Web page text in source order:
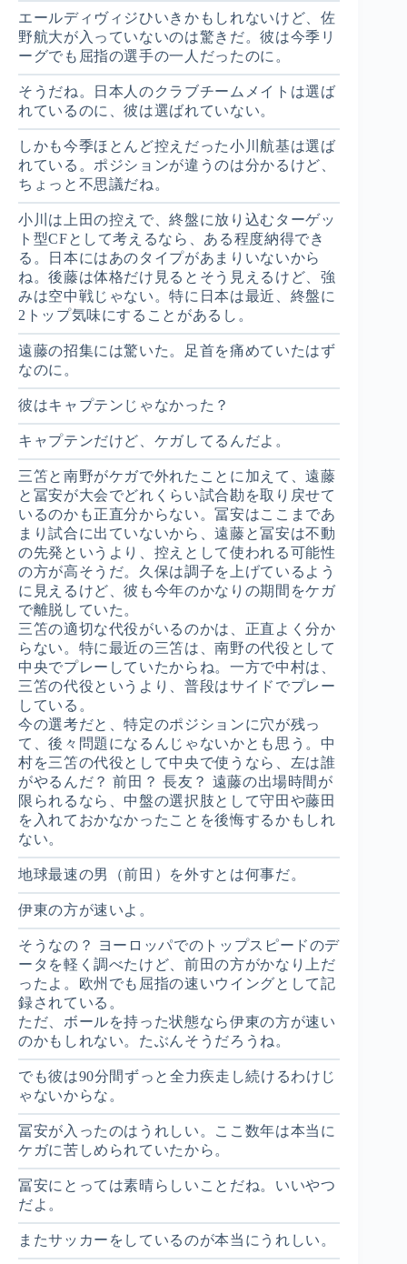
エールディヴィジひいきかもしれないけど、佐
野航大が入っていないのは驚きだ。彼は今季リ
ーグでも屈指の選手の一人だったのに。
そうだね。日本人のクラブチームメイトは選ば
れているのに、彼は選ばれていない。
しかも今季ほとんど控えだった小川航基は選ば
れている。ポジションが違うのは分かるけど、
ちょっと不思議だね。
小川は上田の控えで、終盤に放り込むターゲッ
ト型CFとして考えるなら、ある程度納得でき
る。日本にはあのタイプがあまりいないから
ね。後藤は体格だけ見るとそう見えるけど、強
みは空中戦じゃない。特に日本は最近、終盤に
2トップ気味にすることがあるし。
遠藤の招集には驚いた。足首を痛めていたはず
なのに。
彼はキャプテンじゃなかった？
キャプテンだけど、ケガしてるんだよ。
三笘と南野がケガで外れたことに加えて、遠藤
と冨安が大会でどれくらい試合勘を取り戻せて
いるのかも正直分からない。冨安はここまであ
まり試合に出ていないから、遠藤と冨安は不動
の先発というより、控えとして使われる可能性
の方が高そうだ。久保は調子を上げているよう
に見えるけど、彼も今年のかなりの期間をケガ
で離脱していた。
三笘の適切な代役がいるのかは、正直よく分か
らない。特に最近の三笘は、南野の代役として
中央でプレーしていたからね。一方で中村は、
三笘の代役というより、普段はサイドでプレー
している。
今の選考だと、特定のポジションに穴が残っ
て、後々問題になるんじゃないかとも思う。中
村を三笘の代役として中央で使うなら、左は誰
がやるんだ？ 前田？ 長友？ 遠藤の出場時間が
限られるなら、中盤の選択肢として守田や藤田
を入れておかなかったことを後悔するかもしれ
ない。
地球最速の男（前田）を外すとは何事だ。
伊東の方が速いよ。
そうなの？ ヨーロッパでのトップスピードのデ
ータを軽く調べたけど、前田の方がかなり上だ
ったよ。欧州でも屈指の速いウイングとして記
録されている。
ただ、ボールを持った状態なら伊東の方が速い
のかもしれない。たぶんそうだろうね。
でも彼は90分間ずっと全力疾走し続けるわけじ
ゃないからな。
冨安が入ったのはうれしい。ここ数年は本当に
ケガに苦しめられていたから。
冨安にとっては素晴らしいことだね。いいやつ
だよ。
またサッカーをしているのが本当にうれしい。